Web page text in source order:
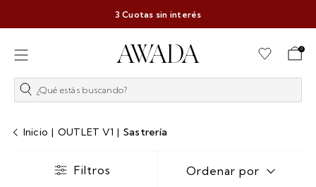
3 Cuotas sin interés
0
¿Qué estás buscando?
Inicio | OUTLET V1 | Sastrería
Filtros Ordenar por